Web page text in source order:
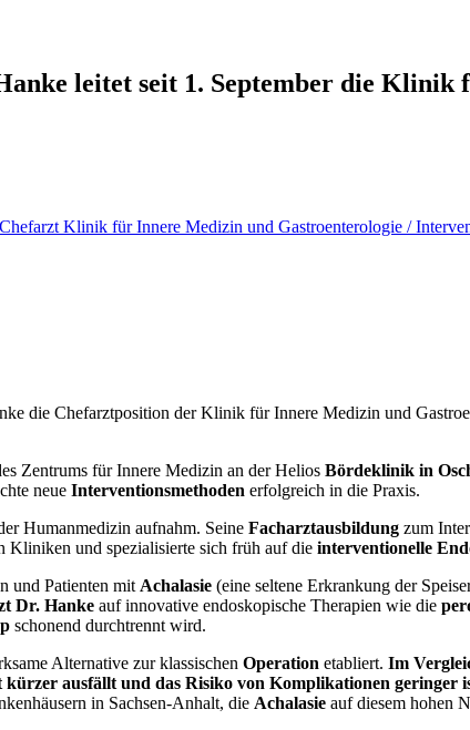
leitet seit 1. September die Klinik
die Chefarztposition der Klinik für Innere Medizin und
Zentrums für Innere Medizin an der Helios Bördeklinik in
neue Interventionsmethoden erfolgreich in die Praxis.
Humanmedizin aufnahm. Seine Facharztausbildung zum
Kliniken und spezialisierte sich früh auf die interventionelle
und Patienten mitAchalasie (eine seltene Erkrankung der
Dr. Hanke auf innovative endoskopische Therapien wie die
schonend durchtrennt wird.
Alternative zur klassischen Operation etabliert. Im
ausfällt und das Risiko von Komplikationen geringer
in Sachsen-Anhalt, die Achalasie auf diesem hohen